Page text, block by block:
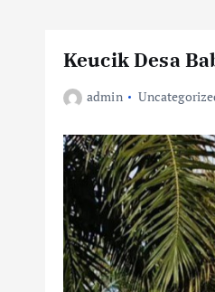
Keucik Desa
admin